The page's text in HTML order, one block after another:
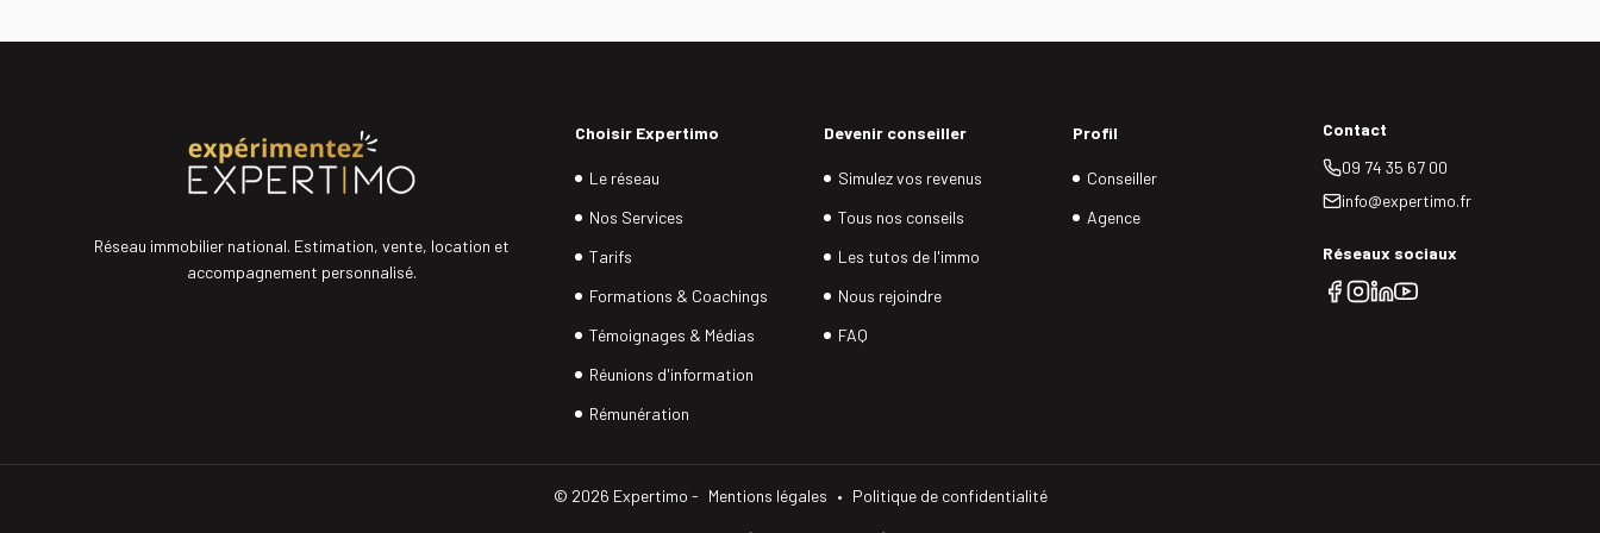
Réseau immobilier national. Estimation, vente, location et
accompagnement personnalisé.
Choisir Expertimo
Le réseau
Nos Services
Tarifs
Formations & Coachings
Témoignages & Médias
Réunions d'information
Rémunération
Devenir conseiller
Simulez vos revenus
Tous nos conseils
Les tutos de l'immo
Nous rejoindre
FAQ
Profil
Conseiller
Agence
Contact
09 74 35 67 00
info@expertimo.fr
Réseaux sociaux
© 2026 Expertimo - Mentions légales • Politique de confidentialité